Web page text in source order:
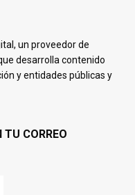
un proveedor de
desarrolla contenido
y entidades públicas y
TU CORREO